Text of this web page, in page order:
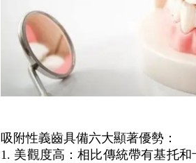
吸附性義齒具備六大顯著優勢：
1. 美觀度高：相比傳統帶有基托